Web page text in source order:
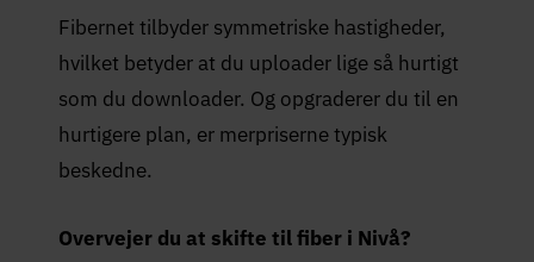
Fibernet tilbyder symmetriske hastigheder,
hvilket betyder at du uploader lige så hurtigt
som du downloader. Og opgraderer du til en
hurtigere plan, er merpriserne typisk
beskedne.
Overvejer du at skifte til fiber i Nivå?